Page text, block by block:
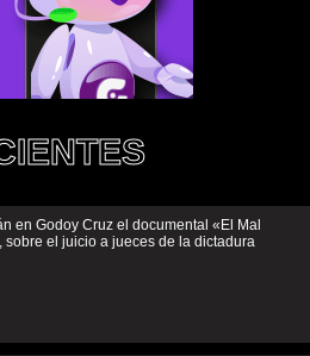
en Godoy Cruz el documental «El Mal
sobre el juicio a jueces de la dictadura